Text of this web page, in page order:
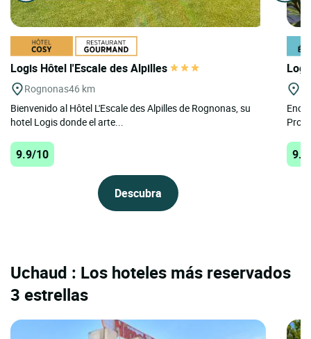
Logis Hôtel l'Escale des Alpilles
Rognonas46 km
Bienvenido al Hôtel L'Escale des Alpilles de Rognonas, su
hotel Logis donde el arte...
9.9/10
Descubra
Uchaud : Los hoteles más reservados
3 estrellas